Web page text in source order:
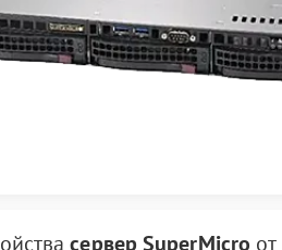
сервер SuperMicro от